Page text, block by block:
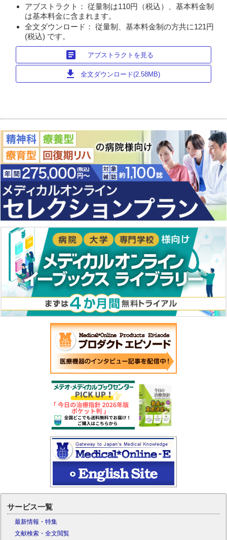
アブストラクト： 従量制は110円（税込）、基本料金制
は基本料金に含まれます。
全文ダウンロード： 従量制、基本料金制の方共に121円
(税込) です。
article アブストラクトを見る
download 全文ダウンロード(2.58MB)
サービス一覧
最新情報・特集
文献検索・全文閲覧